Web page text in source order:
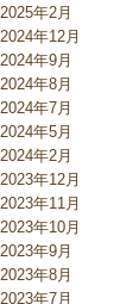
2025年2月
2024年12月
2024年9月
2024年8月
2024年7月
2024年5月
2024年2月
2023年12月
2023年11月
2023年10月
2023年9月
2023年8月
2023年7月